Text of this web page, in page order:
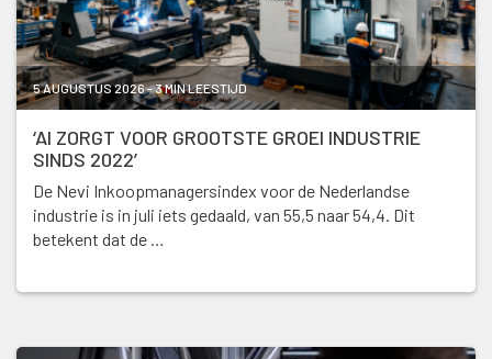
5 AUGUSTUS 2026 - 3 MIN LEESTIJD
‘AI ZORGT VOOR GROOTSTE GROEI INDUSTRIE
SINDS 2022’
De Nevi Inkoopmanagersindex voor de Nederlandse
industrie is in juli iets gedaald, van 55,5 naar 54,4. Dit
betekent dat de …